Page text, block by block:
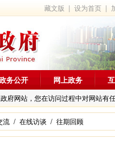
藏文版 |设为首页 |
府网站，您在访问过程中对网站有
务公开 网上政务
流 / 在线访谈 / 往期回顾